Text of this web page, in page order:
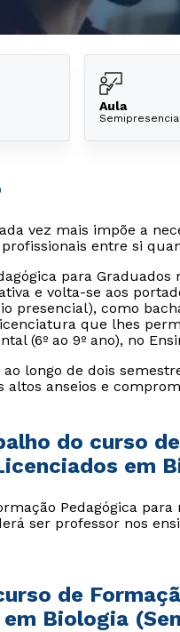
Aula
Semipresencial
vez mais impõe a
entre si
para
e volta-se aos
presencial), como
que lhes
(6º ao 9º ano), no
longo de dois
altos anseios e
do curso
em
Pedagógica
ser professor nos
de
Biologia